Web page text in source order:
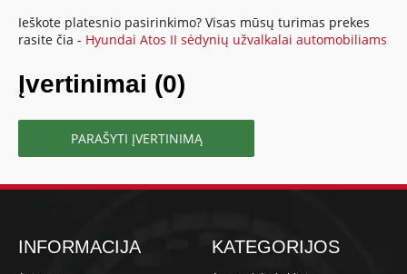
Ieškote platesnio pasirinkimo? Visas mūsų turimas prekes
rasite čia - Hyundai Atos II sėdynių užvalkalai automobiliams
Įvertinimai (0)
PARAŠYTI ĮVERTINIMĄ
INFORMACIJA KATEGORIJOS